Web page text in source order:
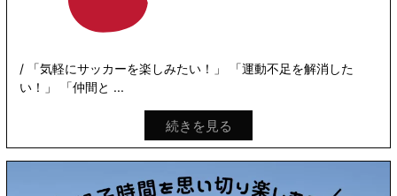
/ 「気軽にサッカーを楽しみたい！」 「運動不足を解消した
い！」 「仲間と ...
続きを見る